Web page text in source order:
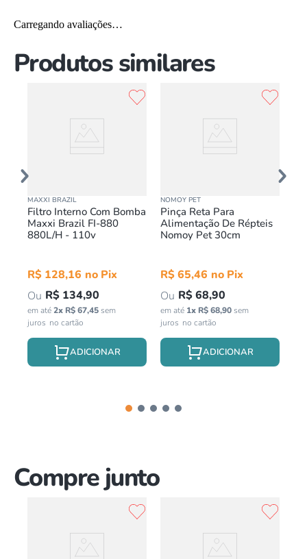
Carregando avaliações…
Produtos similares
MAXXI BRAZIL
Filtro Interno Com Bomba
Maxxi Brazil FI-880
880L/H - 110v
R$ 128,16
R$ 134,90
em até2x R$67,45sem
juros
NOMOY PET
Pinça Reta Para
Alimentação De Répteis
Nomoy Pet 30cm
R$65,46
R$68,90
em até 1x R$68,90sem
juros
Compre junto